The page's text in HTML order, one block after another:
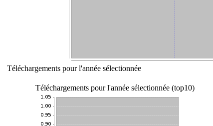
Téléchargements pour l'année sélectionnée
Téléchargements pour l'année sélectionnée (top10)